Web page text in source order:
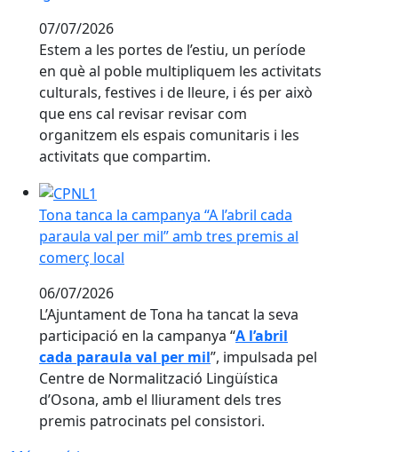
07/07/2026
Estem a les portes de l’estiu, un període
en què al poble multipliquem les activitats
culturals, festives i de lleure, i és per això
que ens cal revisar revisar com
organitzem els espais comunitaris i les
Tona tanca la campanya “A l’abril cada paraula val
Tona tanca la campanya “A l’abril cada
paraula val per mil” amb tres premis al
06/07/2026
L’Ajuntament de Tona ha tancat la seva
participació en la campanya “A l’abril
cada paraula val per mil ”, impulsada pel
Centre de Normalització Lingüística
d’Osona, amb el lliurament dels tres